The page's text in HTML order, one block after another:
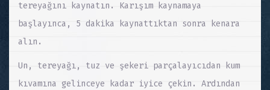
tereyağını kaynatın. Karışım kaynamaya
başlayınca, 5 dakika kaynattıktan sonra kenara
alın.
Un, tereyağı, tuz ve şekeri parçalayıcıdan kum
kıvamına gelinceye kadar iyice çekin. Ardından